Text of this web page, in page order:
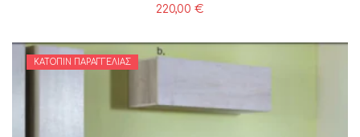
220,00 €
ΚΑΤΌΠΙΝ ΠΑΡΑΓΓΕΛΊΑΣ